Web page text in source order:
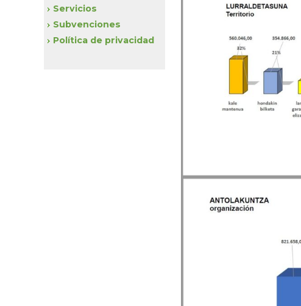
Servicios
Subvenciones
Política de privacidad